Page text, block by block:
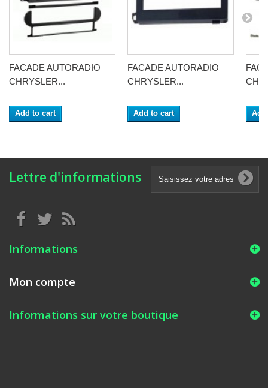
FACADE AUTORADIO
CHRYSLER...
Add to cart
FACADE AUTORADIO
CHRYSLER...
Add to cart
Lettre d'informations
Informations
Mon compte
Informations sur votre boutique